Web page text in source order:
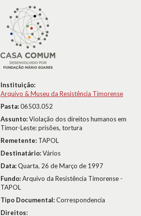
Instituição:
Arquivo & Museu da Resistência Timorense
Pasta:06503.052
Assunto:Violação dos direitos humanos em
Timor-Leste: prisões, tortura
Remetente: TAPOL
Destinatário:Vários
Data:Quarta, 26 de Março de 1997
Fundo:Arquivo da Resistência Timorense -
TAPOL
Tipo Documental:Correspondencia
Direitos: